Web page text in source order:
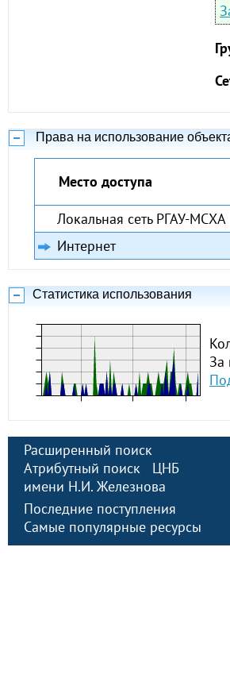
Права на использование
Место доступа
Локальная сеть РГАУ-МСХА
Интернет
Статистика использования
За
Расширенный поиск
Атрибутный поиск
ЦНБ
имени Н.И. Железнова
Последние поступления
Самые популярные ресурсы